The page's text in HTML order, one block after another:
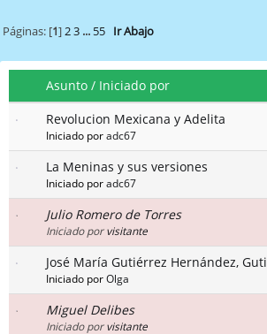
Páginas: [1]2 3 ... 55 Ir Abajo
Asunto / Iniciado por
Revolucion Mexicana y Adelita
Iniciado poradc67
La Meninas y sus versiones
Iniciado poradc67
Julio Romero de Torres
Iniciado porvisitante
José María Gutiérrez Hernández, Guti
Iniciado porOlga
Miguel Delibes
Iniciado porvisitante